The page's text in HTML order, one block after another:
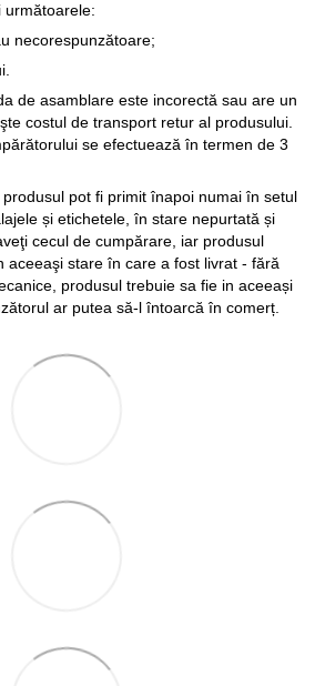
următoarele:
necorespunzătoare;
de asamblare este incorectă sau are un
costul de transport retur al produsului.
se efectuează în termen de 3
pot fi primit înapoi numai în setul
și etichetele, în stare nepurtată și
cecul de cumpărare, iar produsul
aceeaşi stare în care a fost livrat - fără
produsul trebuie sa fie in aceeași
ar putea să-l întoarcă în comerț.